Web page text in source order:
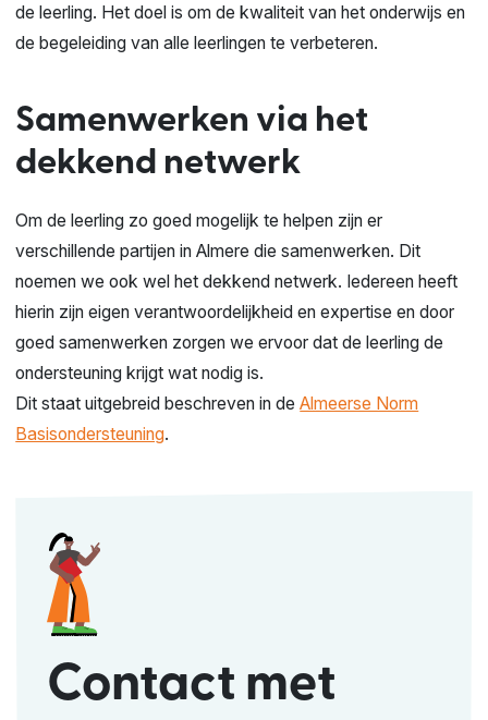
de leerling. Het doel is om de kwaliteit van het onderwijs en
de begeleiding van alle leerlingen te verbeteren.
Samenwerken via het
dekkend netwerk
Om de leerling zo goed mogelijk te helpen zijn er
verschillende partijen in Almere die samenwerken. Dit
noemen we ook wel het dekkend netwerk. Iedereen heeft
hierin zijn eigen verantwoordelijkheid en expertise en door
goed samenwerken zorgen we ervoor dat de leerling de
ondersteuning krijgt wat nodig is.
Dit staat uitgebreid beschreven in de Almeerse Norm
Basisondersteuning.
Contact met